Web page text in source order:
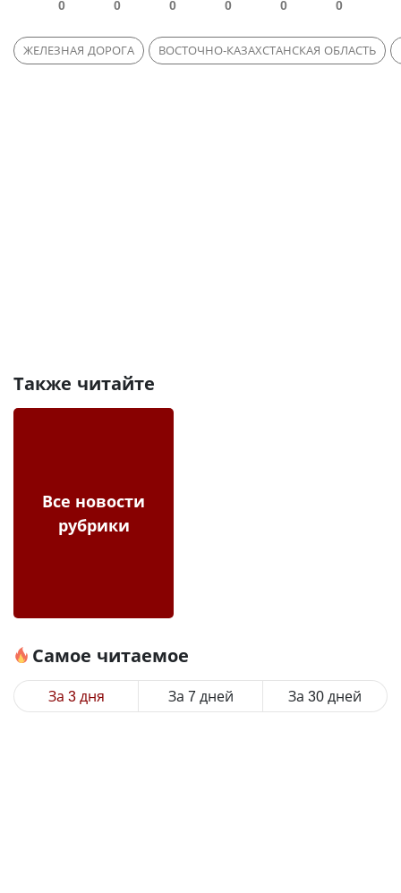
0 0 0 0 0 0
ЖЕЛЕЗНАЯ ДОРОГА ВОСТОЧНО-КАЗАХСТАНСКАЯ ОБЛАСТЬ
Также читайте
Все новости
рубрики
Самое читаемое
За 3 дня За 7 дней За 30 дней